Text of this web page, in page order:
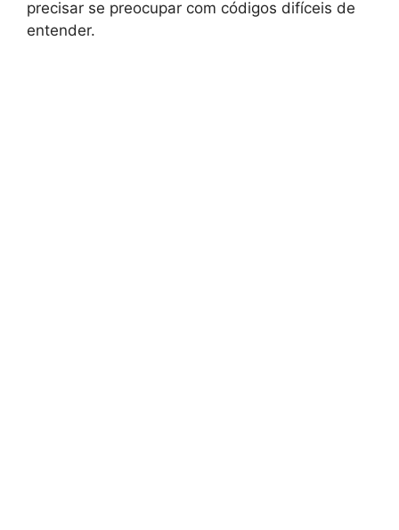
precisar se preocupar com códigos difíceis de
entender.